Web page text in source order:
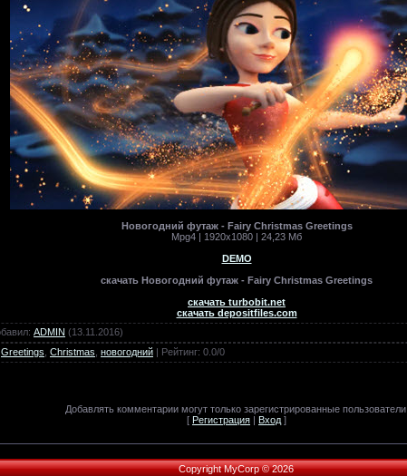
Новогодний футаж - Fairy Christmas Greetings
Mpg4 | 1920x1080 | 24,23 Мб
DEMO
скачать Новогодний футаж - Fairy Christmas Greetings
скачать turbobit.net
скачать depositfiles.com
: ADMIN (13.11.2016)
Greetings Christmas новогодний | Рейтинг: 0.0/0
Добавлять комментарии могут только зарегистрированные пользователи.
[ Регистрация | Вход ]
Copyright MyCorp © 2026